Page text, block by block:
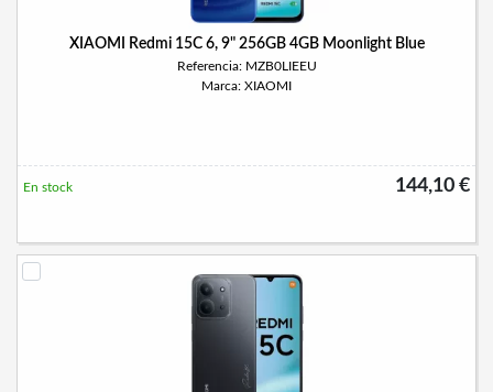
XIAOMI Redmi 15C 6, 9" 256GB 4GB Moonlight Blue
Referencia: MZB0LIEEU
Marca: XIAOMI
144,10 €
En stock